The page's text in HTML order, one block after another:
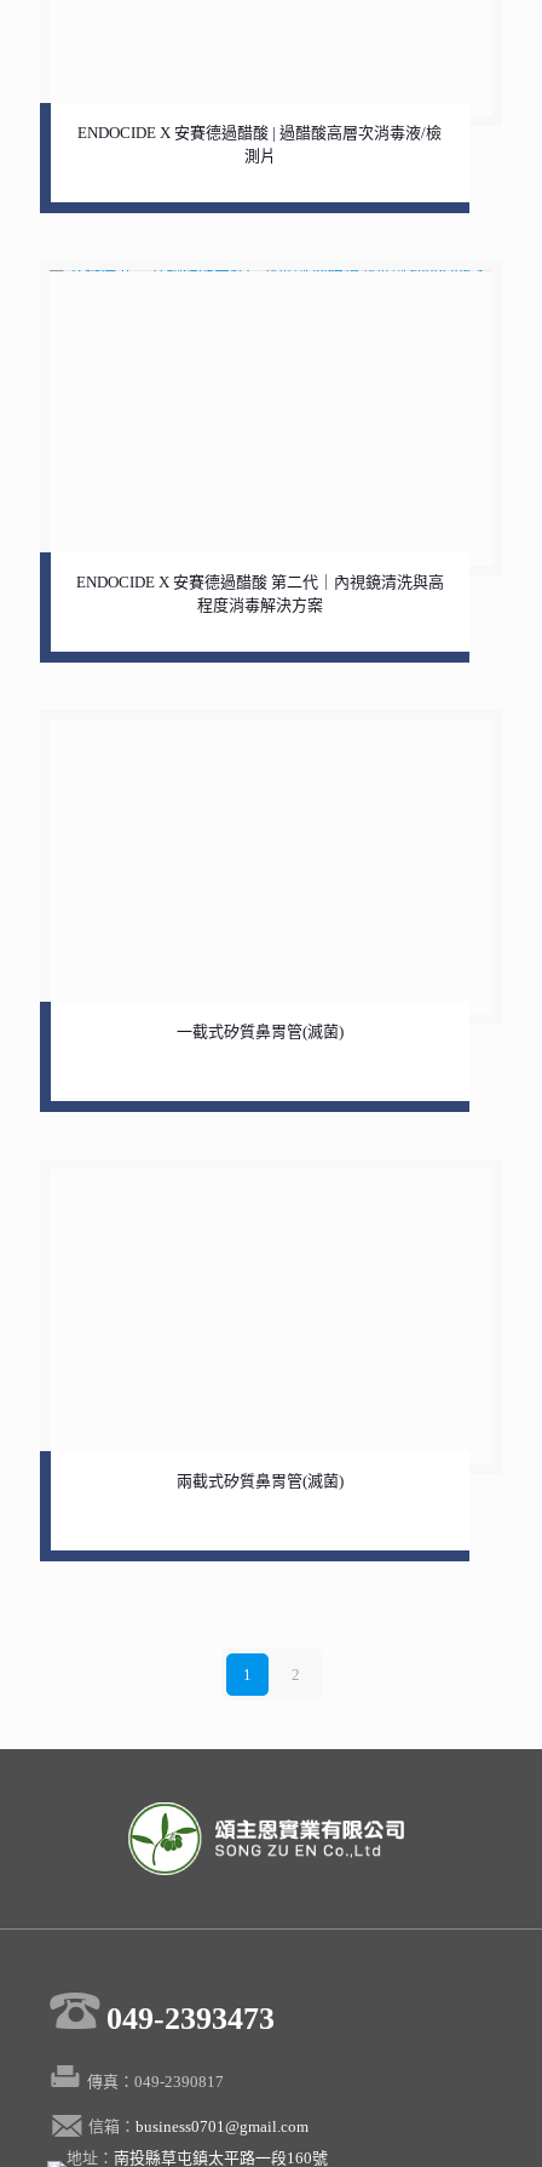
ENDOCIDE X 安賽德過醋酸 | 過醋酸高層次消毒液/檢
測片
ENDOCIDE X 安賽德過醋酸 第二代｜內視鏡清洗與高
程度消毒解決方案
一截式矽質鼻胃管(滅菌)
兩截式矽質鼻胃管(滅菌)
1 2
049-2393473
傳真：049-2390817
信箱： business0701@gmail.com
地址： 南投縣草屯鎮太平路一段160號